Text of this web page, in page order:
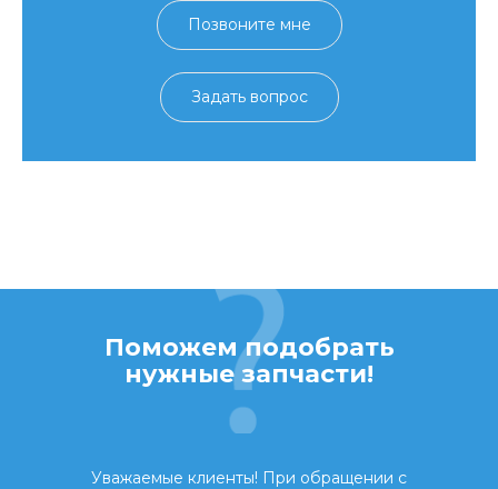
Позвоните мне
Задать вопрос
Поможем подобрать
нужные запчасти!
Уважаемые клиенты! При обращении с